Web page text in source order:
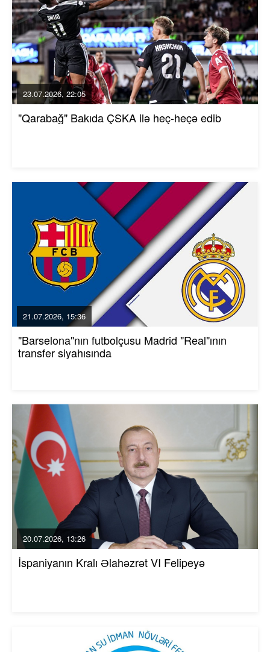
23.07.2026, 22:05
"Qarabağ" Bakıda ÇSKA ilə heç-heçə edib
21.07.2026, 15:36
"Barselona"nın futbolçusu Madrid "Real"ının
transfer siyahısında
20.07.2026, 13:26
İspaniyanın Kralı Əlahəzrət VI Felipeyə